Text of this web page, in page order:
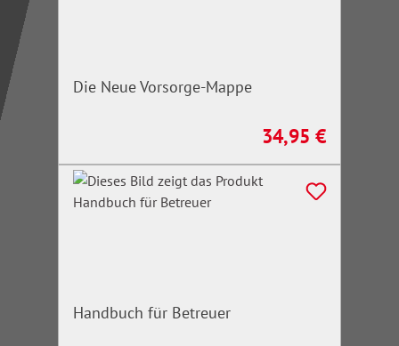
Die Neue Vorsorge-Mappe
Regulärer Preis:
34,95 €
Handbuch für Betreuer